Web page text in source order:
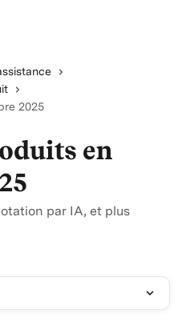
2025
en
par IA, et plus